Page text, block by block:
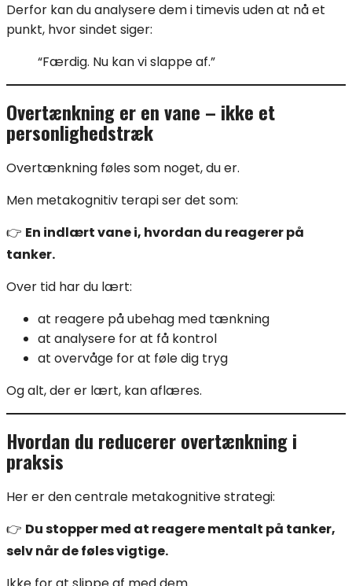
Derfor kan du analysere dem i timevis uden at nå et
punkt, hvor sindet siger:
“Færdig. Nu kan vi slappe af.”
Overtænkning er en vane – ikke et
personlighedstræk
Overtænkning føles som noget, du er.
Men metakognitiv terapi ser det som:
👉 En indlært vane i, hvordan du reagerer på
tanker.
Over tid har du lært:
at reagere på ubehag med tænkning
at analysere for at få kontrol
at overvåge for at føle dig tryg
Og alt, der er lært, kan aflæres.
Hvordan du reducerer overtænkning i
praksis
Her er den centrale metakognitive strategi:
👉 Du stopper med at reagere mentalt på tanker,
selv når de føles vigtige.